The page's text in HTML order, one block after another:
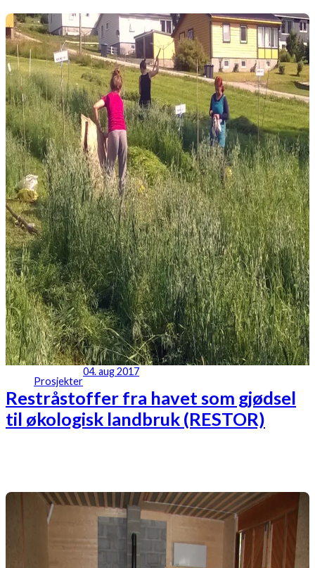
Prosjekter
04. aug 2017
Restråstoffer fra havet som gjødsel
til økologisk landbruk (RESTOR)